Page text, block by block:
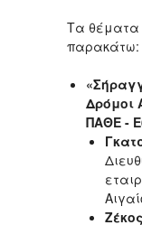
Τα θέματα
παρακάτω:
Δρόμοι
ΠΑΘΕ -